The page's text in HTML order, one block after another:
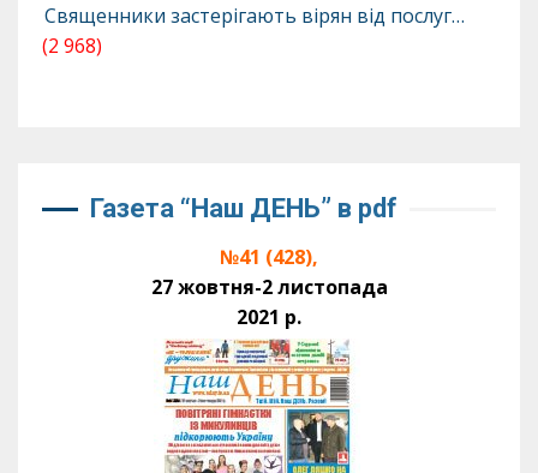
Священники застерігають вірян від послуг…
(2 968)
Газета “Наш ДЕНЬ” в pdf
№41 (428),
27 жовтня-2 листопада
2021 р.